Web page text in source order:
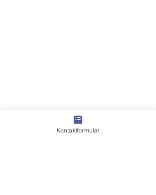
Kontaktformular